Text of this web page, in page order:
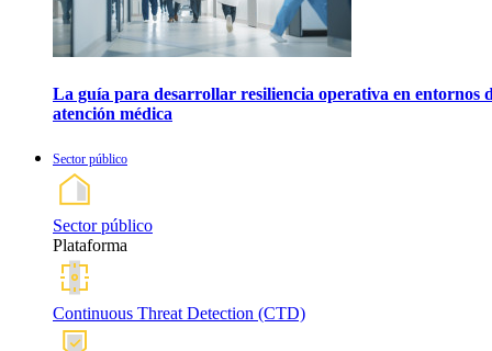
La guía para desarrollar resiliencia operativa en entornos
atención médica
Sector público
Sector público
Plataforma
Continuous Threat Detection (CTD)